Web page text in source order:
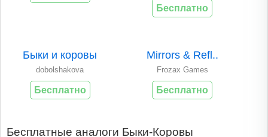
Бесплатно
Быки и коровы
dobolshakova
Бесплатно
Mirrors & Refl..
Frozax Games
Бесплатно
Бесплатные аналоги Быки-Коровы